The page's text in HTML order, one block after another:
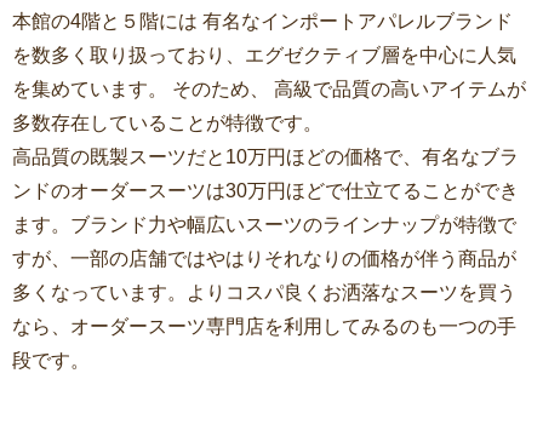
本館の4階と５階には 有名なインポートアパレルブランド
を数多く取り扱っており、エグゼクティブ層を中心に人気
を集めています。 そのため、 高級で品質の高いアイテムが
多数存在していることが特徴です。
高品質の既製スーツだと10万円ほどの価格で、有名なブラ
ンドのオーダースーツは30万円ほどで仕立てることができ
ます。ブランド力や幅広いスーツのラインナップが特徴で
すが、一部の店舗ではやはりそれなりの価格が伴う商品が
多くなっています。よりコスパ良くお洒落なスーツを買う
なら、オーダースーツ専門店を利用してみるのも一つの手
段です。